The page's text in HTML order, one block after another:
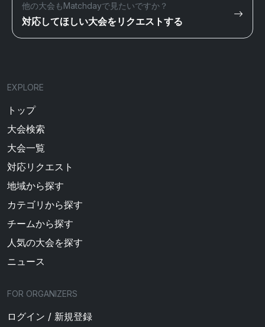
他の大会もMatchdayで見たいですか？
対応してほしい大会をリクエストする
EXPLORE
トップ
大会検索
大会一覧
対応リクエスト
地域から探す
カテゴリから探す
チームから探す
人気の大会を探す
ニュース
FOR ORGANIZERS
ログイン / 新規登録